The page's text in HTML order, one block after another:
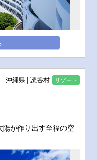
沖縄県 読谷村 リゾート
が作り出す至福の空